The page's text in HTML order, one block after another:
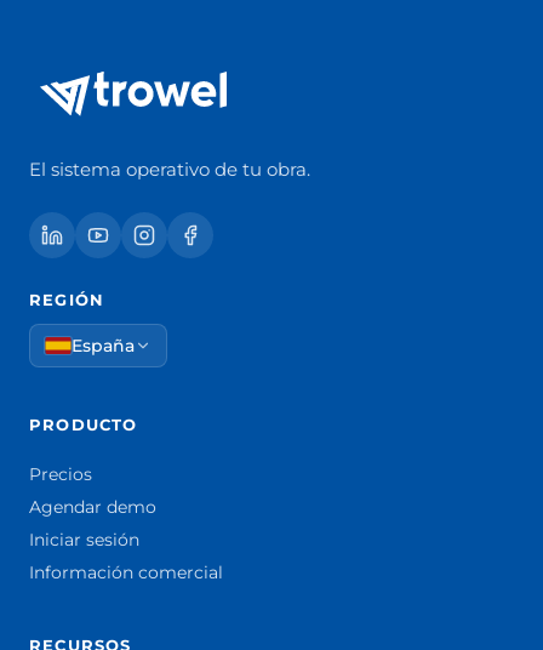
El sistema operativo de tu obra.
REGIÓN
España
PRODUCTO
Precios
Agendar demo
Iniciar sesión
Información comercial
RECURSOS